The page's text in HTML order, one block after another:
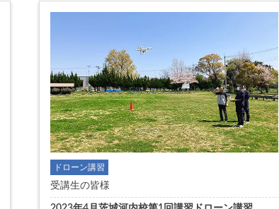
ドローン講習
受講生の皆様